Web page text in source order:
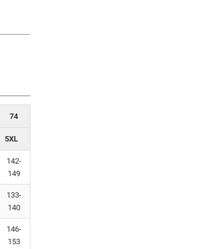
74
5XL
142-
149
133-
140
146-
153